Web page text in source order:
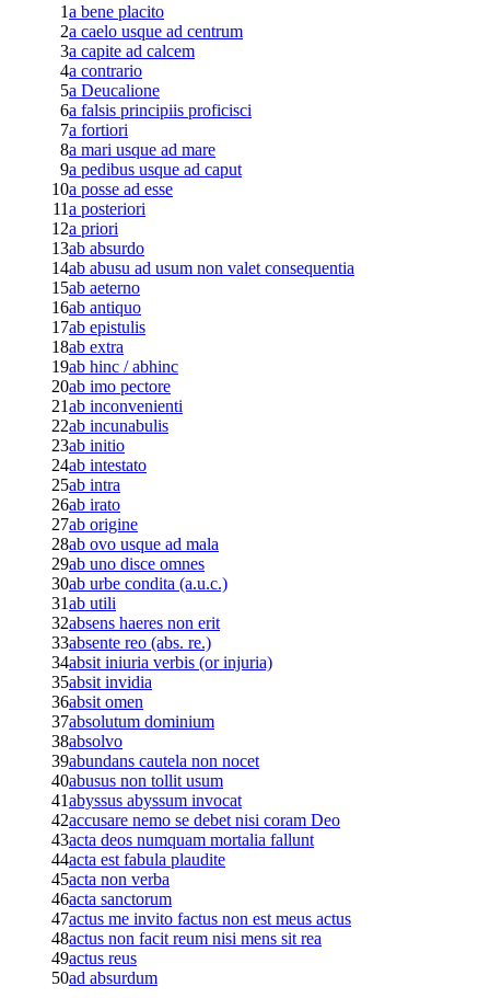
1a bene placito
2a caelo usque ad centrum
3a capite ad calcem
4a contrario
5a Deucalione
6a falsis principiis proficisci
7a fortiori
8a mari usque ad mare
9a pedibus usque ad caput
10a posse ad esse
11a posteriori
12a priori
13ab absurdo
14ab abusu ad usum non valet consequentia
15ab aeterno
16ab antiquo
17ab epistulis
18ab extra
19ab hinc / abhinc
20ab imo pectore
21ab inconvenienti
22ab incunabulis
23ab initio
24ab intestato
25ab intra
26ab irato
27ab origine
28ab ovo usque ad mala
29ab uno disce omnes
30ab urbe condita (a.u.c.)
31ab utili
32absens haeres non erit
33absente reo (abs. re.)
34absit iniuria verbis (or injuria)
35absit invidia
36absit omen
37absolutum dominium
38absolvo
39abundans cautela non nocet
40abusus non tollit usum
41abyssus abyssum invocat
42accusare nemo se debet nisi coram Deo
43acta deos numquam mortalia fallunt
44acta est fabula plaudite
45acta non verba
46acta sanctorum
47actus me invito factus non est meus actus
48actus non facit reum nisi mens sit rea
49actus reus
50ad absurdum